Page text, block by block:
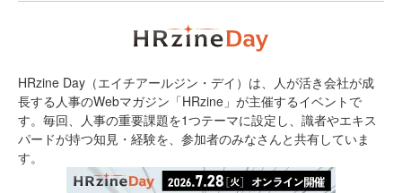
HRzine Day（エイチアールジン・デイ）は、人が活き会社が成
長する人事のWebマガジン「HRzine」が主催するイベントで
す。毎回、人事の重要課題を1つテーマに設定し、識者やエキス
パードが持つ知見・経験を、参加者のみなさんと共有していま
す。